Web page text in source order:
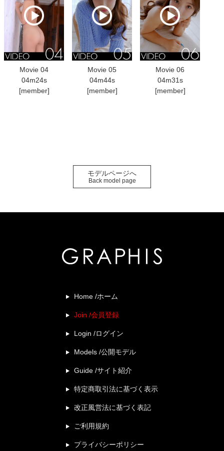
Movie 04
04m24s
[member]
Movie 05
04m44s
[member]
Movie 06
04m31s
[member]
モデルページへ
Back model page
Home /ホーム
Join /会員登録
Login /ログイン
Models /公開モデル
Guide /サイト紹介
特定商取引法に基づく表示
改正風営法に基づく表記
ご利用規約
プライバシーポリシー